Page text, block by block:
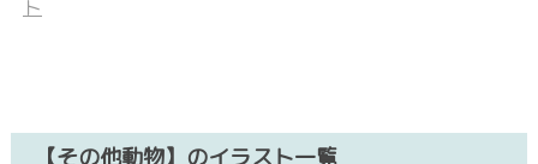
【その他動物】のイラスト一覧